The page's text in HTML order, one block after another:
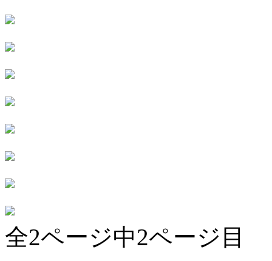
全2ページ中2ページ目